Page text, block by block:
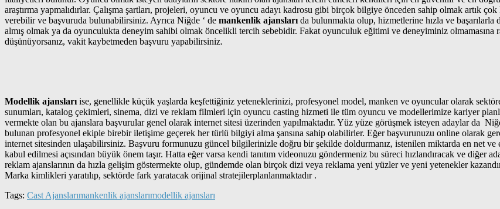
araştırma yapmalıdırlar. Çalışma şartları, projeleri, oyuncu ve oyuncu adayı kadrosu gibi birçok bilgiye önceden sahip olmak artık
verebilir ve başvuruda bulunabilirsiniz. Ayrıca Niğde ‘ de mankenlik ajansları da bulunmakta olup, hizmetlerine hızla ve
almış olmak ya da oyunculukta deneyim sahibi olmak öncelikli tercih sebebidir. Fakat oyunculuk eğitimi ve deneyiminiz
düşünüyorsanız, vakit kaybetmeden başvuru yapabilirsiniz.
Modellik ajansları ise, genellikle küçük yaşlarda keşfettiğiniz yeteneklerinizi, profesyonel model, manken ve oyuncular olarak sektöre
sunumları, katalog çekimleri, sinema, dizi ve reklam filmleri için oyuncu casting hizmeti ile tüm oyuncu ve modellerimize kariyer
vermekte olan bu ajanslara başvurular genel olarak internet sitesi üzerinden yapılmaktadır. Yüz yüze görüşmek isteyen adaylar da
bulunan profesyonel ekiple birebir iletişime geçerek her türlü bilgiyi alma şansına sahip olabilirler. Eğer başvurunuzu online olarak
internet sitesinden ulaşabilirsiniz. Başvuru formunuzu güncel bilgilerinizle doğru bir şekilde doldurmanız, istenilen miktarda en net
kabul edilmesi açısından büyük önem taşır. Hatta eğer varsa kendi tanıtım videonuzu göndermeniz bu süreci hızlandıracak ve diğer
reklam ajanslarının da hızla gelişim göstermekte olup, gündemde olan birçok dizi veya reklama yeni yüzler ve yeni yetenekler
Marka kimlikleri yaratılıp, sektörde fark yaratacak orijinal stratejilerplanlanmaktadır .
Tags: Cast Ajanslarımankenlik ajanslarımodellik ajansları